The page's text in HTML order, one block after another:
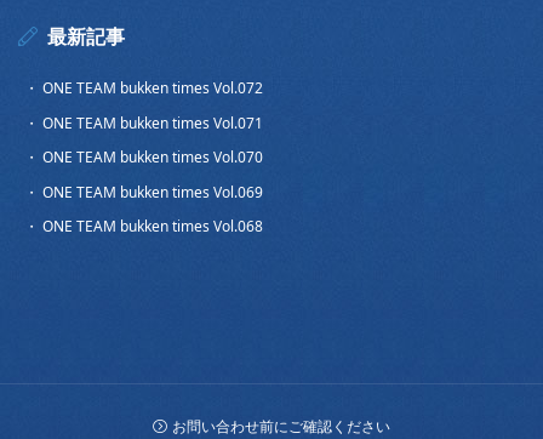
最新記事
ONE TEAM bukken times Vol.072
ONE TEAM bukken times Vol.071
ONE TEAM bukken times Vol.070
ONE TEAM bukken times Vol.069
ONE TEAM bukken times Vol.068
お問い合わせ前にご確認ください